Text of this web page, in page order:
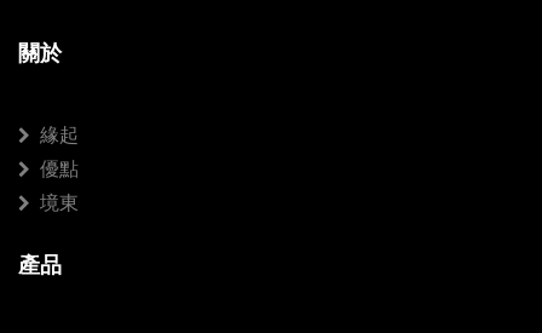
關於
緣起
優點
境東
產品